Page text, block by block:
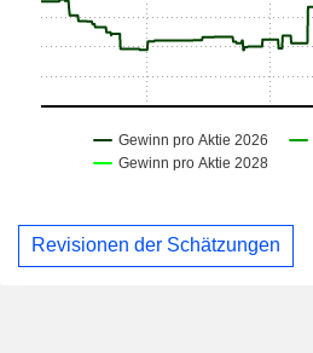
Revisionen der Schätzungen